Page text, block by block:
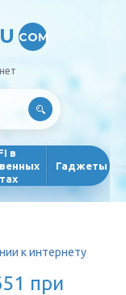
COM
в
Гаджеты
к интернету
при